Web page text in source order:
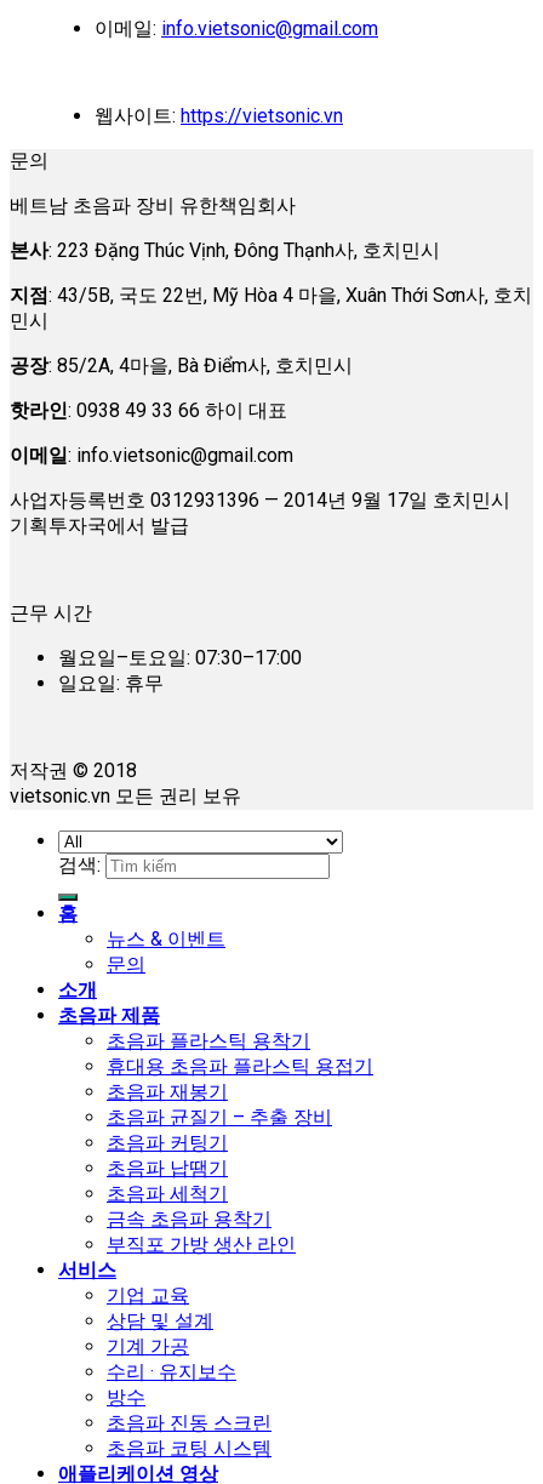
이메일: info.vietsonic@gmail.com
웹사이트: https://vietsonic.vn
문의
베트남 초음파 장비 유한책임회사
본사: 223 Đặng Thúc Vịnh, Đông Thạnh사, 호치민시
지점: 43/5B, 국도 22번, Mỹ Hòa 4 마을, Xuân Thới Sơn사, 호치
민시
공장: 85/2A, 4마을, Bà Điểm사, 호치민시
핫라인: 0938 49 33 66 하이 대표
이메일: info.vietsonic@gmail.com
사업자등록번호 0312931396 — 2014년 9월 17일 호치민시
기획투자국에서 발급
근무 시간
월요일–토요일: 07:30–17:00
일요일: 휴무
저작권 © 2018
vietsonic.vn 모든 권리 보유
검색:
홈
뉴스 & 이벤트
문의
소개
초음파 제품
초음파 플라스틱 용착기
휴대용 초음파 플라스틱 용접기
초음파 재봉기
초음파 균질기 – 추출 장비
초음파 커팅기
초음파 납땜기
초음파 세척기
금속 초음파 용착기
부직포 가방 생산 라인
서비스
기업 교육
상담 및 설계
기계 가공
수리 · 유지보수
방수
초음파 진동 스크린
초음파 코팅 시스템
애플리케이션 영상